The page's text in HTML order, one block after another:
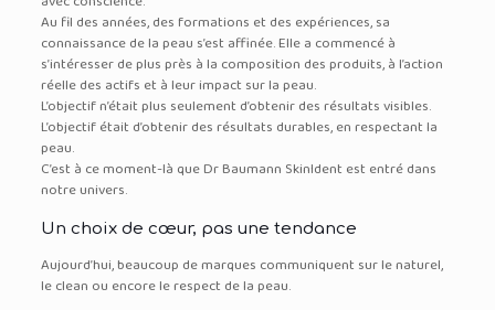
Au fil des années, des formations et des expériences, sa
connaissance de la peau s’est affinée. Elle a commencé à
s’intéresser de plus près à la composition des produits, à l’action
réelle des actifs et à leur impact sur la peau.
L’objectif n’était plus seulement d’obtenir des résultats visibles.
L’objectif était d’obtenir des résultats durables, en respectant la
peau.
C’est à ce moment-là que Dr Baumann SkinIdent est entré dans
notre univers.
Un choix de cœur, pas une tendance
Aujourd’hui, beaucoup de marques communiquent sur le naturel,
le clean ou encore le respect de la peau.